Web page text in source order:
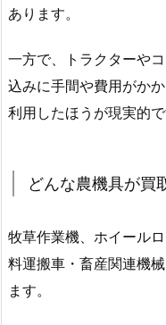
あります。
一方で、トラクターや
込みに手間や費用がか
利用したほうが現実的で
どんな農機具が買
牧草作業機、ホイール
料運搬車・畜産関連機
ます。